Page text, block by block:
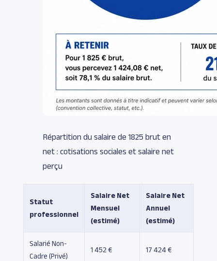
Répartition du salaire de 1825 brut en
net : cotisations sociales et salaire net
perçu
Statut
professionnel
Salaire Net
Mensuel
(estimé)
Salaire Net
Annuel
(estimé)
Salarié Non-
Cadre (Privé)
1 452 € 17 424 €